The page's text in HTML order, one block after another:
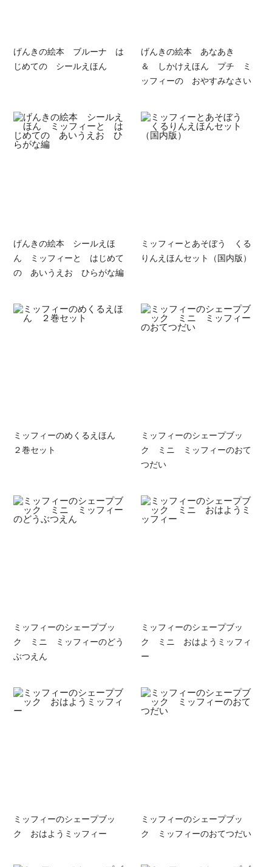
げんきの絵本 ブルーナ は
じめての シールえほん
げんきの絵本 あなあき
＆ しかけえほん プチ ミ
ッフィーの おやすみなさい
げんきの絵本 シールえほ
ん ミッフィーと はじめて
の あいうえお ひらがな編
ミッフィーとあそぼう くる
りんえほんセット（国内版）
ミッフィーのめくるえほん
２巻セット
ミッフィーのシェープブッ
ク ミニ ミッフィーのおて
つだい
ミッフィーのシェープブッ
ク ミニ ミッフィーのどう
ぶつえん
ミッフィーのシェープブッ
ク ミニ おはようミッフィ
ー
ミッフィーのシェープブッ
ク おはようミッフィー
ミッフィーのシェープブッ
ク ミッフィーのおてつだい